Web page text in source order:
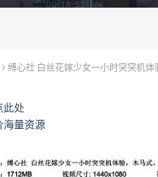
缚心社 白丝花嫁少女一小时突突机
此处
海量资源